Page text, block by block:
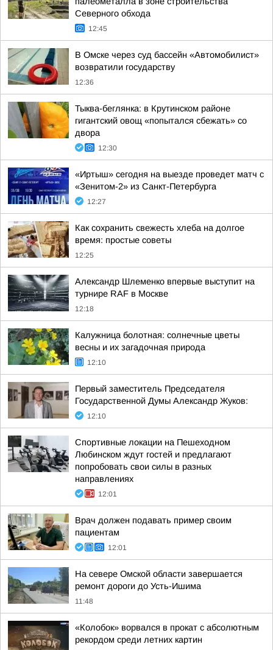
Северного обхода
12:45
В Омске через суд бассейн «Автомобилист»
возвратили государству
12:36
Тыква-беглянка: в Крутинском районе
гигантский овощ «попытался сбежать» со
двора
12:30
«Иртыш» сегодня на выезде проведет матч с
«Зенитом-2» из Санкт-Петербурга
12:27
Как сохранить свежесть хлеба на долгое
время: простые советы
12:25
Александр Шлеменко впервые выступит на
турнире RAF в Москве
12:18
Калужница болотная: солнечные цветы
весны и их загадочная природа
12:10
Первый заместитель Председателя
Государственной Думы Александр Жуков:
12:10
Спортивные локации на Пешеходном
Любинском ждут гостей и предлагают
попробовать свои силы в разных
направлениях
12:01
Врач должен подавать пример своим
пациентам
12:01
На севере Омской области завершается
ремонт дороги до Усть-Ишима
11:48
«Колобок» ворвался в прокат с абсолютным
рекордом среди летних картин